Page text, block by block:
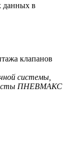
данных в
клапанов
системы,
ПНЕВМАКС